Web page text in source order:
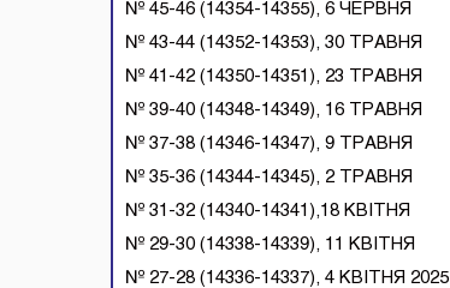
№ 45-46 (14354-14355), 6 ЧЕРВНЯ
№ 43-44 (14352-14353), 30 ТРАВНЯ
№ 41-42 (14350-14351), 23 ТРАВНЯ
№ 39-40 (14348-14349), 16 ТРАВНЯ
№ 37-38 (14346-14347), 9 ТРАВНЯ
№ 35-36 (14344-14345), 2 ТРАВНЯ
№ 31-32 (14340-14341),18 КВІТНЯ
№ 29-30 (14338-14339), 11 КВІТНЯ
№ 27-28 (14336-14337), 4 КВІТНЯ 2025